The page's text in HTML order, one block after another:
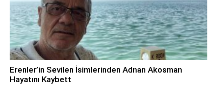
Erenler’in Sevilen İsimlerinden Adnan Akosman
Hayatını Kaybett